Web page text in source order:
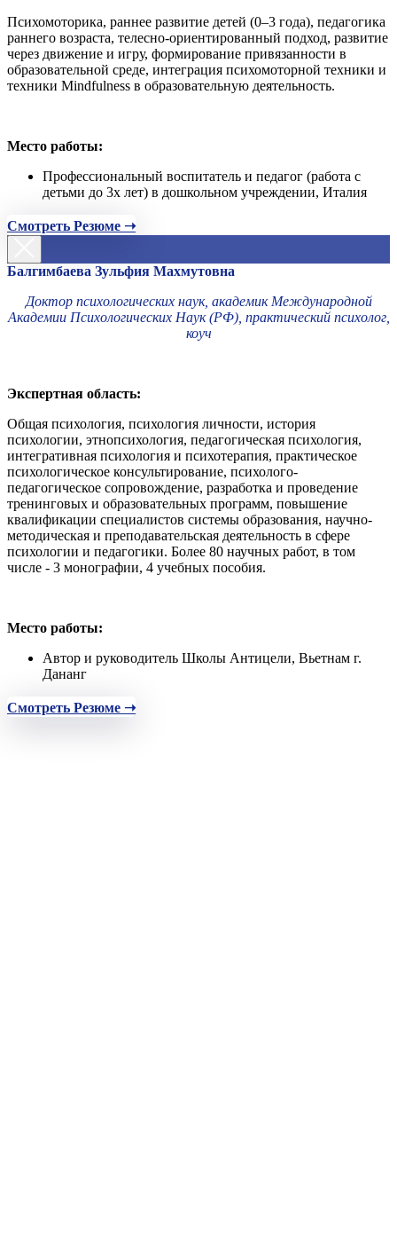
Психомоторика, раннее развитие детей (0–3 года), педагогика
раннего возраста, телесно-ориентированный подход, развитие
через движение и игру, формирование привязанности в
образовательной среде, интеграция психомоторной техники и
техники Mindfulness в образовательную деятельность.
Место работы:
Профессиональный воспитатель и педагог (работа с
детьми до 3х лет) в дошкольном учреждении, Италия
Смотреть Резюме ➝
Балгимбаева Зульфия Махмутовна
Доктор психологических наук, академик Международной
Академии Психологических Наук (РФ), практический психолог,
коуч
Экспертная область:
Общая психология, психология личности, история
психологии, этнопсихология, педагогическая психология,
интегративная психология и психотерапия, практическое
психологическое консультирование, психолого-
педагогическое сопровождение, разработка и проведение
тренинговых и образовательных программ, повышение
квалификации специалистов системы образования, научно-
методическая и преподавательская деятельность в сфере
психологии и педагогики. Более 80 научных работ, в том
числе - 3 монографии, 4 учебных пособия.
Место работы:
Автор и руководитель Школы Антицели, Вьетнам г.
Дананг
Смотреть Резюме ➝